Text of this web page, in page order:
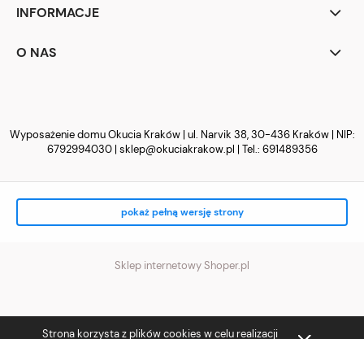
Strona korzysta z plików cookies w celu realizacji
INFORMACJE
O NAS
Wyposażenie domu Okucia Kraków | ul. Narvik 38, 30-436 Kraków | NIP:
6792994030 | sklep@okuciakrakow.pl | Tel.: 691489356
pokaż pełną wersję strony
Sklep internetowy Shoper.pl